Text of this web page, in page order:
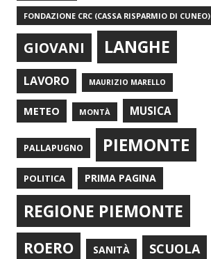
FONDAZIONE CRC (CASSA RISPARMIO DI CUNEO)
GIOVANI LANGHE
LAVORO MAURIZIO MARELLO
METEO MONTÀ MUSICA
PALLAPUGNO PIEMONTE
POLITICA PRIMA PAGINA
REGIONE PIEMONTE
ROERO SANITÀ SCUOLA